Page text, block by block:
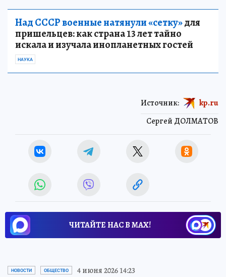
Над СССР военные натянули «сетку»для
пришельцев: как страна 13 лет тайно
искала и изучала инопланетных гостей
НАУКА
Сергей ДОЛМАТОВ
Источник: kp.ru
ЧИТАЙТЕ НАС В МАХ!
НОВОСТИ ОБЩЕСТВО 4 июня 2026 14:23